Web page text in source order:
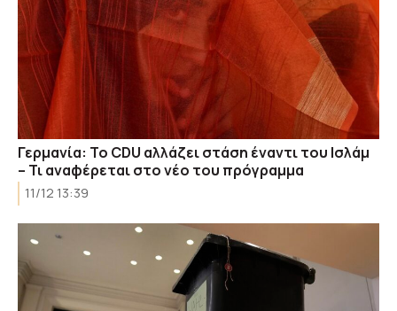
Γερμανία: Το CDU αλλάζει στάση έναντι του Ισλάμ
– Τι αναφέρεται στο νέο του πρόγραμμα
11/12 13:39